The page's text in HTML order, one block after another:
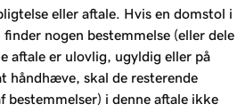
eller aftale. Hvis en domstol i
nogen bestemmelse (eller dele
aftale er ulovlig, ugyldig eller på
håndhæve, skal de resterende
bestemmelser) i denne aftale ikke